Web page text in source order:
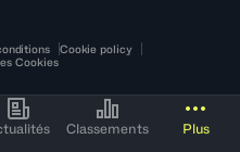
Classements Plus
Cookie policy
Cookies